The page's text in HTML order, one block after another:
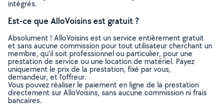
intégrés.
Est-ce que AlloVoisins est gratuit ?
Absolument ! AlloVoisins est un service entièrement gratuit
et sans aucune commission pour tout utilisateur cherchant un
membre, qu’il soit professionnel ou particulier, pour une
prestation de service ou une location de matériel. Payez
uniquement le prix de la prestation, fixé par vous,
demandeur, et l’offreur.
Vous pouvez réaliser le paiement en ligne de la prestation
directement sur AlloVoisins, sans aucune commission ni frais
bancaires.